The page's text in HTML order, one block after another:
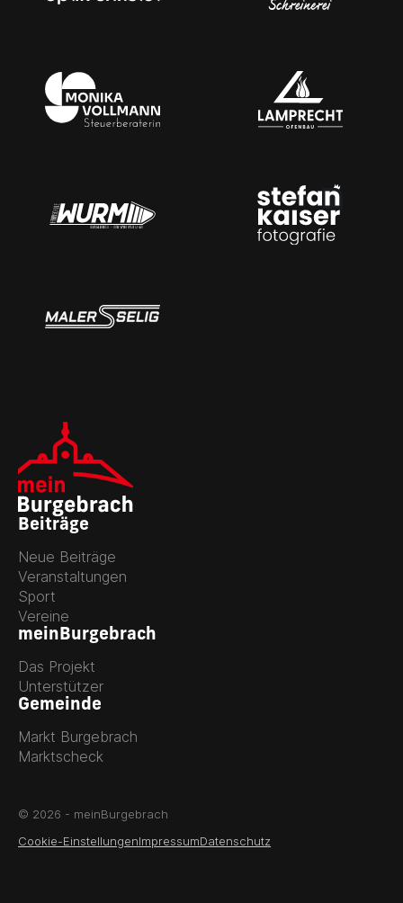
Beiträge
Neue Beiträge
Veranstaltungen
Sport
Vereine
meinBurgebrach
Das Projekt
Unterstützer
Gemeinde
Markt Burgebrach
Marktscheck
© 2026 - meinBurgebrach
Cookie-EinstellungenImpressumDatenschutz